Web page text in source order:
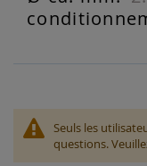
Seuls les
questions.